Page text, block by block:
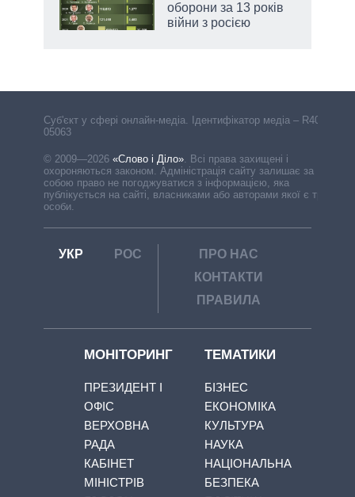
оборони за 13 років
війни з росією
Cуб'єкт у сфері онлайн-медіа. Ідентифікатор медіа – R40-
05063
© 2009—2026 «Слово і Діло». Всі права захищені і
охороняються законом. Адміністрація сайту залишає за
собою право не погоджуватися з інформацією, яка
публікується на сайті, власниками або авторами якої є треті
особи.
УКР РОС
ПРО НАС
КОНТАКТИ
ПРАВИЛА
МОНІТОРИНГ
ПРЕЗИДЕНТ І
ОФІС
ВЕРХОВНА
РАДА
КАБІНЕТ
МІНІСТРІВ
ТЕМАТИКИ
БІЗНЕС
ЕКОНОМІКА
КУЛЬТУРА
НАУКА
НАЦІОНАЛЬНА
БЕЗПЕКА